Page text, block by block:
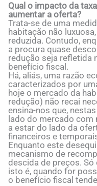
Qual o impacto da
aumentar a oferta?
Trata-se de uma
habitação não
reduzida. Contudo,
a procura quase
redução seja refletida
benefício fiscal.
Há, aliás, uma razão
caracterizados por
hoje o mercado da
redução) não recai
ensina-nos que,
lado do mercado
a estar do lado da
financeiros e
Enquanto este
mecanismo de
descida de preços.
isto é, quando for
o benefício fiscal